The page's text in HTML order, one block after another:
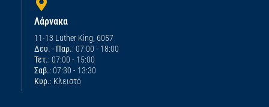
Λάρνακα
11-13 Luther King, 6057
Δευ. - Παρ.: 07:00 - 18:00
Τετ.: 07:00 - 15:00
Σαβ.: 07:30 - 13:30
Κυρ.: Κλειστό